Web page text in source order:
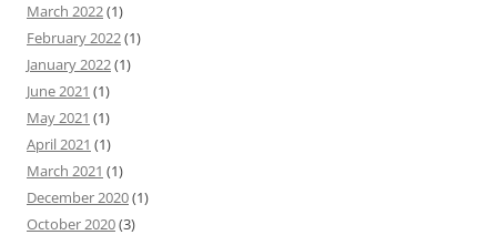
March 2022(1)
February 2022(1)
January 2022(1)
June 2021 (1)
May 2021 (1)
April 2021 (1)
March 2021 (1)
December 2020(1)
October 2020(3)